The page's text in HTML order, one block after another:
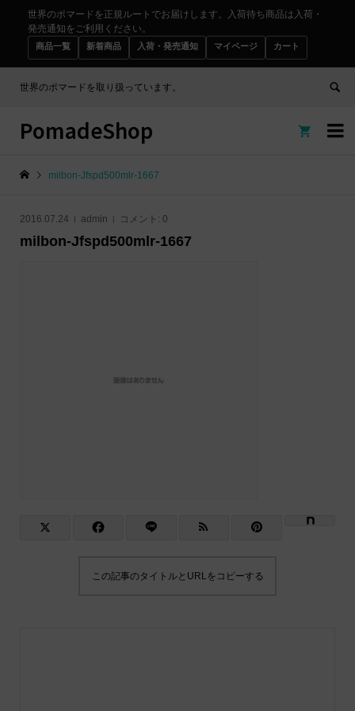
世界のポマードを正規ルートでお届けします。入荷待ち商品は入荷・
発売通知をご利用ください。
商品一覧 新着商品 入荷・発売通知 マイページ カート
世界のポマードを取り扱っています。

PomadeShop 
milbon-Jfspd500mlr-1667
2016.07.24 admin コメント: 0
milbon-Jfspd500mlr-1667
この記事のタイトルとURLをコピーする